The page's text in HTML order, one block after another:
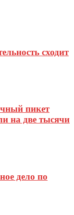
сходит
пикет
на две тысячи
дело по